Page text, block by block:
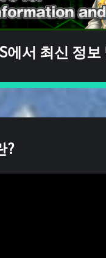
에서 최신 정보
?